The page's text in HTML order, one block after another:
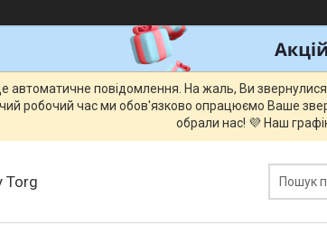
автоматичне повідомлення. На жаль, Ви
робочий час ми обов'язково опрацюємо Ваше
обрали нас! 💜 Наш
Torg